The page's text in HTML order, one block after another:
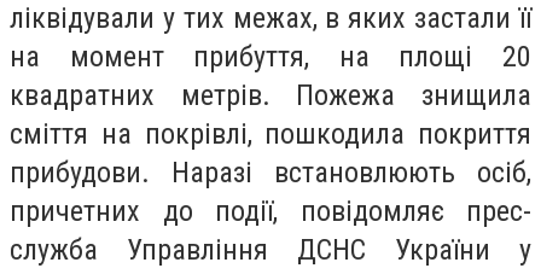
ліквідували у тих межах, в яких застали її
на момент прибуття, на площі 20
квадратних метрів. Пожежа знищила
сміття на покрівлі, пошкодила покриття
прибудови. Наразі встановлюють осіб,
причетних до події, повідомляє прес-
служба Управління ДСНС України у